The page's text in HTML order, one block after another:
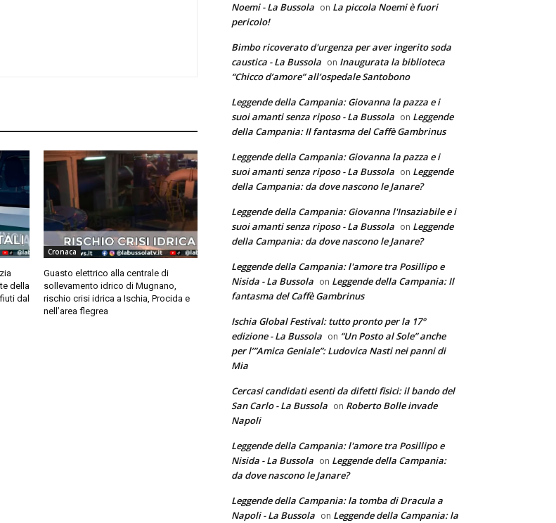
della
dal
Cronaca
Guasto elettrico alla centrale di
sollevamento idrico di Mugnano,
rischio crisi idrica a Ischia, Procida e
nell’area flegrea
Noemi - La Bussola on La piccola Noemi è fuori
pericolo!
Bimbo ricoverato d'urgenza per aver ingerito soda
caustica - La Bussola on Inaugurata la biblioteca
“Chicco d’amore” all’ospedale Santobono
Leggende della Campania: Giovanna la pazza e i
suoi amanti senza riposo - La Bussola on Leggende
della Campania: Il fantasma del Caffè Gambrinus
Leggende della Campania: Giovanna la pazza e i
suoi amanti senza riposo - La Bussola on Leggende
della Campania: da dove nascono le Janare?
Leggende della Campania: Giovanna l'Insaziabile e i
suoi amanti senza riposo - La Bussola on Leggende
della Campania: da dove nascono le Janare?
Leggende della Campania: l'amore tra Posillipo e
Nisida - La Bussola on Leggende della Campania: Il
fantasma del Caffè Gambrinus
Ischia Global Festival: tutto pronto per la 17°
edizione - La Bussola on “Un Posto al Sole” anche
per l’”Amica Geniale”: Ludovica Nasti nei panni di
Mia
Cercasi candidati esenti da difetti fisici: il bando del
San Carlo - La Bussola on Roberto Bolle invade
Napoli
Leggende della Campania: l'amore tra Posillipo e
Nisida - La Bussola on Leggende della Campania:
da dove nascono le Janare?
Leggende della Campania: la tomba di Dracula a
Napoli - La Bussola on Leggende della Campania: la